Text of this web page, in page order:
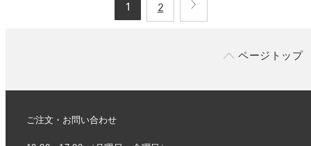
1 2
ページトップ
ご注文・お問い合わせ